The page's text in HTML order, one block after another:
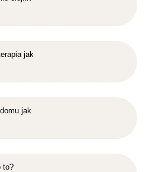
jak
jak
to?